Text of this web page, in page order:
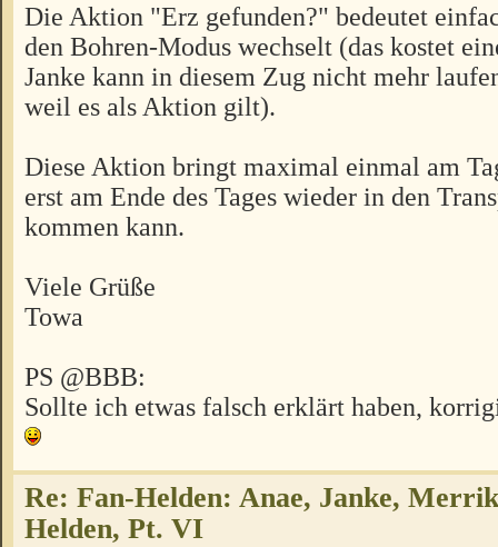
Die Aktion "Erz gefunden?" bedeutet
den Bohren-Modus wechselt (das kostet
Janke kann in diesem Zug nicht mehr
weil es als Aktion gilt).
Diese Aktion bringt maximal einmal am
erst am Ende des Tages wieder in den
kommen kann.
Viele Grüße
Towa
PS @BBB:
Sollte ich etwas falsch erklärt haben,
Re: Fan-Helden: Anae, Janke,
Helden, Pt. VI